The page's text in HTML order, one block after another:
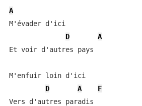
A
M'évader d'ici
D
A
Et voir d'autres pays
M'enfuir loin d'ici
D
A
F
Vers d'autres paradis